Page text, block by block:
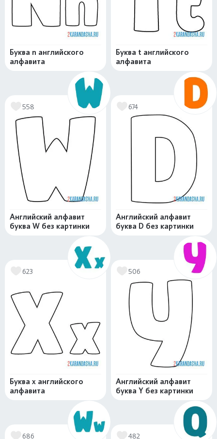
Буква n английского
алфавита
Буква t английского
алфавита
558
Английский алфавит
буква W без картинки
674
Английский алфавит
буква D без картинки
623
Буква x английского
алфавита
506
Английский алфавит
буква Y без картинки
686 482